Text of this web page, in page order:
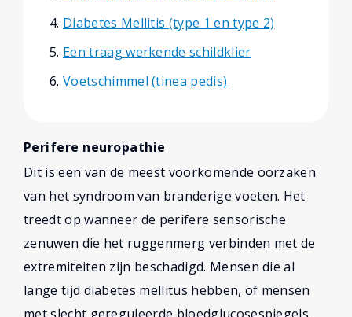
Diabetes Mellitis (type 1 en type 2)
Een traag werkende schildklier
Voetschimmel (tinea pedis)
Perifere neuropathie
Dit is een van de meest voorkomende oorzaken
van het syndroom van branderige voeten. Het
treedt op wanneer de perifere sensorische
zenuwen die het ruggenmerg verbinden met de
extremiteiten zijn beschadigd. Mensen die al
lange tijd diabetes mellitus hebben, of mensen